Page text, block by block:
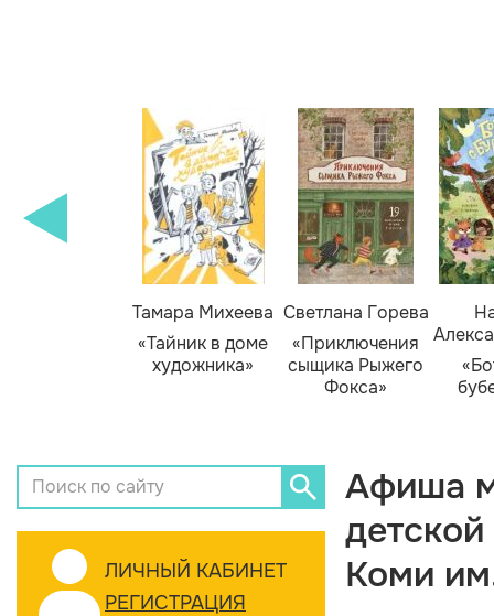
Тамара Михеева
«Тайник в доме
художника»
Светлана Горева
«Приключения
сыщика Рыжего
Фокса»
ЛИЧНЫЙ КАБИНЕТ
РЕГИСТРАЦИЯ
Афиша
Коми